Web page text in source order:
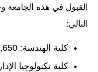
القبول في هذه
التالي:
كلية الهندسة: 106,650 جنيه مصري.
كلية تكنولوجيا الإدارة: 106,650